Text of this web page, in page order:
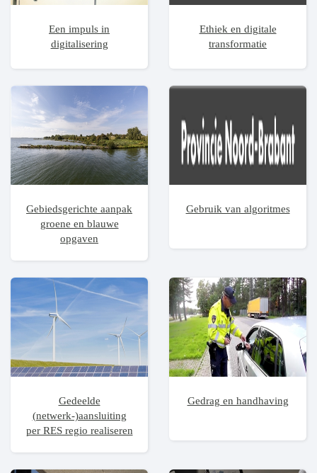
Een impuls in
digitalisering
Ethiek en digitale
transformatie
Gebiedsgerichte aanpak
groene en blauwe
opgaven
Gebruik van algoritmes
Gedeelde
(netwerk-)aansluiting
per RES regio realiseren
Gedrag en handhaving